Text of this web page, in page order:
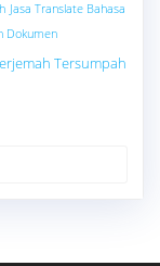
Jasa Translate Bahasa
Dokumen
Tersumpah